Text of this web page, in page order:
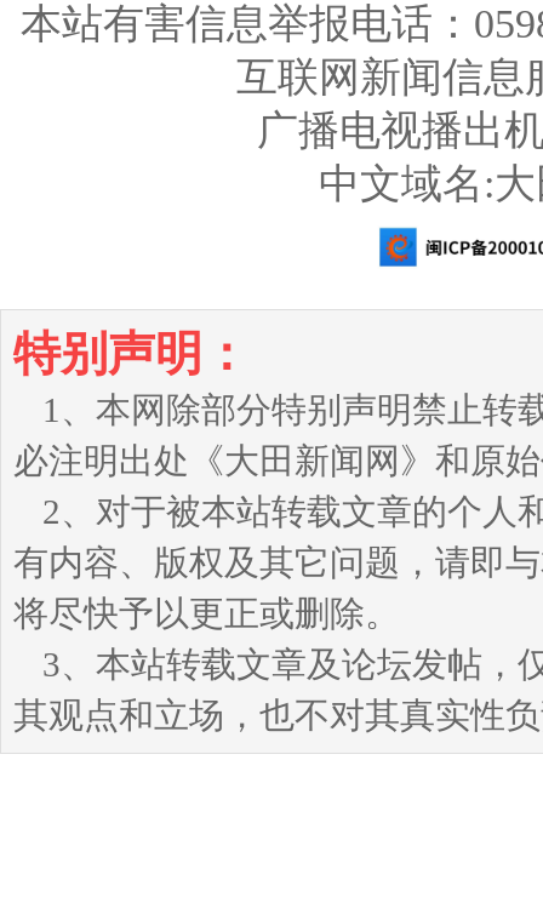
本站有害信息举报电话：
互联网新闻信息
广播电视播出
中文域名:
特别声明：
1、本网除部分特别声明禁止转
必注明出处《大田新闻网》和原
2、对于被本站转载文章的个人
有内容、版权及其它问题，请即
将尽快予以更正或删除。
3、本站转载文章及论坛发帖，
其观点和立场，也不对其真实性